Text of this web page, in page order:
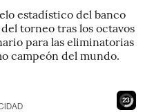
estadístico del banco
torneo tras los octavos
para las eliminatorias
campeón del mundo.
21